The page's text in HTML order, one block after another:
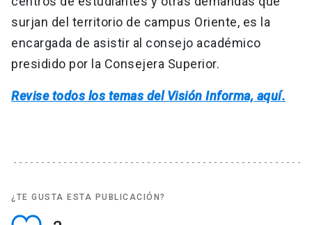
surjan del territorio de campus Oriente, es la
encargada de asistir al consejo académico
presidido por la Consejera Superior.
Revise todos los temas del Visión Informa, aquí.
¿TE GUSTA ESTA PUBLICACIÓN?